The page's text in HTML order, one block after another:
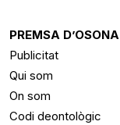
PREMSA D’OSONA
Publicitat
Qui som
On som
Codi deontològic